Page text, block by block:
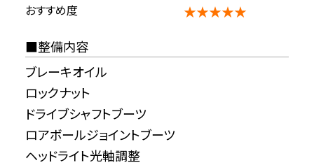
おすすめ度
★★★★★
整備内容
ブレーキオイル
ロックナット
ドライブシャフトブーツ
ロアボールジョイントブーツ
ヘッドライト光軸調整